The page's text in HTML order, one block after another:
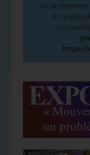
De la mémoire
fils à son
https://